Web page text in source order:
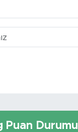
Puan Durumu